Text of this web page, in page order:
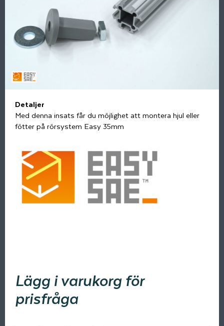
Detaljer
Med denna insats får du möjlighet att montera hjul eller
fötter på rörsystem Easy 35mm
Lägg i varukorg för
prisfråga